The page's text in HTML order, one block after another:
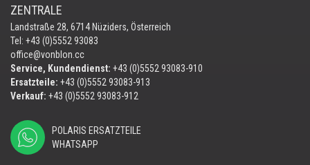
ZENTRALE
Landstraße 28, 6714 Nüziders, Österreich
Tel: +43 (0)5552 93083
office@vonblon.cc
Service, Kundendienst: +43 (0)5552 93083-910
Ersatzteile: +43 (0)5552 93083-913
Verkauf: +43 (0)5552 93083-912
POLARIS ERSATZTEILE
WHATSAPP